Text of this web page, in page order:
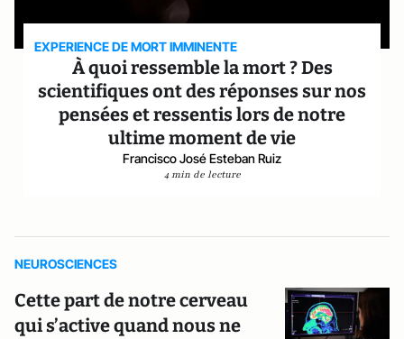
EXPERIENCE DE MORT IMMINENTE
À quoi ressemble la mort ? Des
scientifiques ont des réponses sur nos
pensées et ressentis lors de notre
ultime moment de vie
Francisco José Esteban Ruiz
4 min de lecture
NEUROSCIENCES
Cette part de notre cerveau
qui s’active quand nous ne